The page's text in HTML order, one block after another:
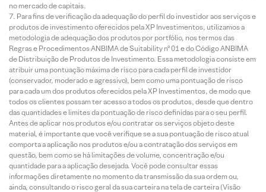
no mercado de capitais.
Para fins de verificação da adequação do perfil do investidor aos serviços e
produtos de investimento oferecidos pela XP Investimentos, utilizamos a
metodologia de adequação dos produtos por portfólio, nos termos das
Regras e Procedimentos ANBIMA de Suitability nº 01 e do Código ANBIMA
de Distribuição de Produtos de Investimento. Essa metodologia consiste em
atribuir uma pontuação máxima de risco para cada perfil de investidor
(conservador, moderado e agressivo), bem como uma pontuação de risco
para cada um dos produtos oferecidos pela XP Investimentos, de modo que
todos os clientes possam ter acesso a todos os produtos, desde que dentro
das quantidades e limites da pontuação de risco definidas para o seu perfil.
Antes de aplicar nos produtos e/ou contratar os serviços objeto deste
material, é importante que você verifique se a sua pontuação de risco atual
comporta a aplicação nos produtos e/ou a contratação dos serviços em
questão, bem como se há limitações de volume, concentração e/ou
quantidade para a aplicação desejada. Você pode consultar essas
informações diretamente no momento da transmissão da sua ordem ou,
ainda, consultando o risco geral da sua carteira na tela de carteira (Visão